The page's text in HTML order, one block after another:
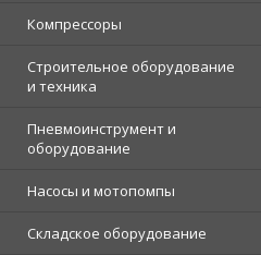
Компрессоры
Строительное оборудование
и техника
Пневмоинструмент и
оборудование
Насосы и мотопомпы
Складское оборудование